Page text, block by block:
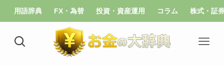
用語辞典 FX・為替 投資・資産運用 コラム 株式・証